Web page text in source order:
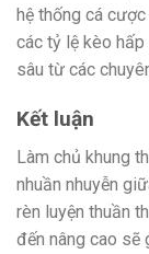
hệ thống cá
các tỷ lệ kèo hấp
sâu từ các
Kết luận
Làm chủ khung
nhuần nhuyễn
rèn luyện thuần
đến nâng cao sẽ